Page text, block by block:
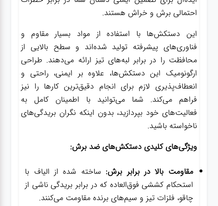
قفل
احتمالی برش و خراش هستند.
این دستکش‌ها با استفاده از مواد بسیار مقاوم و
فناوری‌های پیشرفته تولید شده‌اند و سطح بالایی از
محافظت را در برابر لبه‌های تیز ارائه می‌دهند. طراحی
ارگونومیک این دستکش‌ها، علاوه بر ایمنی، راحتی و
انعطاف‌پذیری لازم برای انجام دقیق‌ترین کارها را نیز
فراهم می‌کند. شما می‌توانید با اطمینان کامل به
فعالیت‌های خود بپردازید، بدون اینکه نگران بریدگی‌های
ناخواسته باشید.
ویژگی‌های کلیدی دستکش‌های ضد برش:
مقاومت بالا در برابر برش: ساخته شده از الیاف با
استحکام کششی فوق‌العاده که در برابر بریدگی ناشی از
چاقو، فلزات تیز و سیم‌های برنده مقاومت می‌کنند.